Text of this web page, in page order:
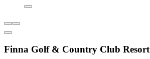
Finna Golf & Country Club Resort